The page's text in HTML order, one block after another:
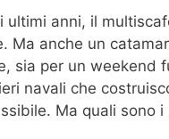
ultimi anni, il
Ma anche un
sia per un weekend
navali che
Ma quali sono